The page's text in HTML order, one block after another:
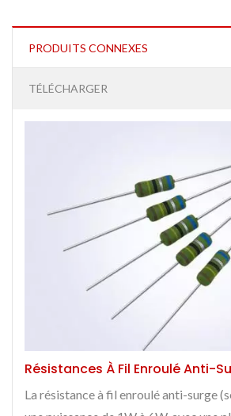
PRODUITS CONNEXES
TÉLÉCHARGER
Résistances À Fil Enroulé Anti-
La résistance à fil enroulé anti-surge